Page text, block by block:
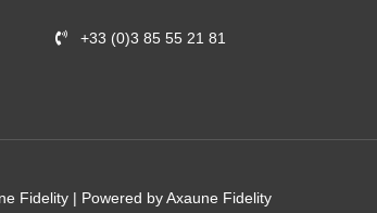
+33 (0)3 85 55 21 81
Fidelity | Powered by Axaune Fidelity